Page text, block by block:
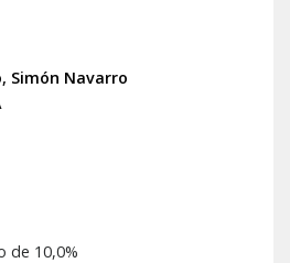
, Simón Navarro
10,0%